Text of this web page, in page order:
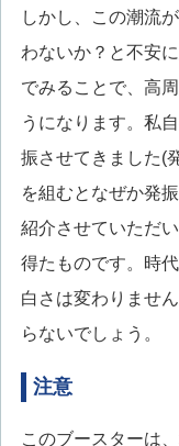
しかし、この潮流
わないか？と不安
でみることで、高
うになります。私
振させてきました(
を組むとなぜか発
紹介させていただ
得たものです。時
白さは変わりませ
らないでしょう。
注意
このブースターは